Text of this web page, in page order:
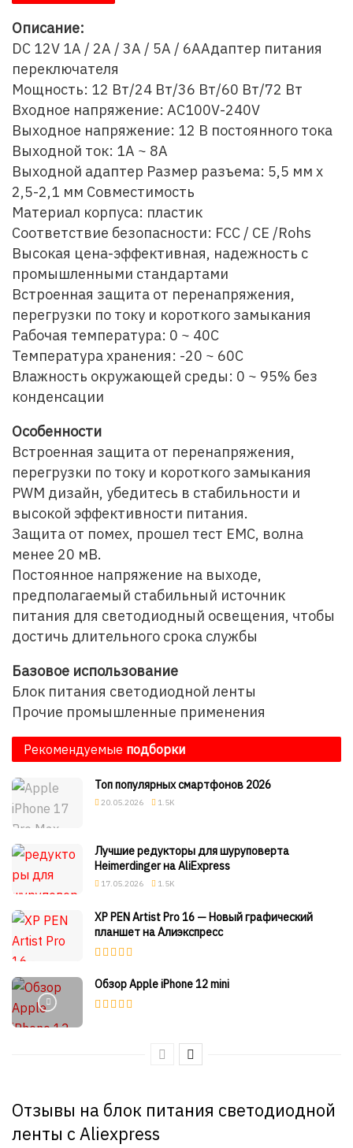
Описание:
DC 12V 1A / 2A / 3A / 5A / 6AАдаптер питания
переключателя
Мощность: 12 Вт/24 Вт/36 Вт/60 Вт/72 Вт
Входное напряжение: AC100V-240V
Выходное напряжение: 12 В постоянного тока
Выходной ток: 1A ~ 8A
Выходной адаптер Размер разъема: 5,5 мм x
2,5-2,1 мм Совместимость
Материал корпуса: пластик
Соответствие безопасности: FCC / CE /Rohs
Высокая цена-эффективная, надежность с
промышленными стандартами
Встроенная защита от перенапряжения,
перегрузки по току и короткого замыкания
Рабочая температура: 0 ~ 40C
Температура хранения: -20 ~ 60C
Влажность окружающей среды: 0 ~ 95% без
конденсации
Особенности
Встроенная защита от перенапряжения,
перегрузки по току и короткого замыкания
PWM дизайн, убедитесь в стабильности и
высокой эффективности питания.
Защита от помех, прошел тест EMC, волна
менее 20 мВ.
Постоянное напряжение на выходе,
предполагаемый стабильный источник
питания для светодиодный освещения, чтобы
достичь длительного срока службы
Базовое использование
Блок питания светодиодной ленты
Прочие промышленные применения
Рекомендуемые подборки
Топ популярных смартфонов 2026
20.05.2026 1.5K
Лучшие редукторы для шуруповерта
Heimerdinger на AliExpress
17.05.2026 1.5K
XP PEN Artist Pro 16 — Новый графический
планшет на Алиэкспресс
Обзор Apple iPhone 12 mini
Отзывы на блок питания светодиодной
ленты с Aliexpress